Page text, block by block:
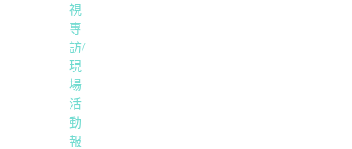
視
專
訪/
現
場
活
動
報